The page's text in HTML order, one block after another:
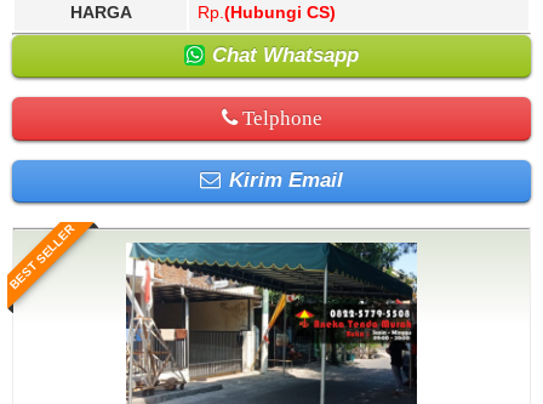
HARGA Rp. (Hubungi CS)
Chat Whatsapp
Telphone
Kirim Email
BEST SELLER